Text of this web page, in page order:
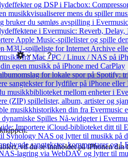
og DSP i Flacbox:
musikkvisualiserer mens du spiller
bruker du sømløs avspilling i Evermusic
i Evermusic: Reverb,
Apple Music-spillelister og spille
M3U-spilleliste for Internet Archive
fra Mac / PC / Linux / NAS på
egen musikk på iPhone med CarPlay
for lokale spor på Spotify:
sangtekster for lydfiler på iPhone
musikkbiblioteket mellom enheter i
(ZIP) spillelister, album, artister og
musikkhistorikken din fra Evermusic
Spilles Nå-widgeter i
Importere iCloud-biblioteket ditt til
Synology NAS og lytter til musikk på
sangtekster, kommentarer og
lagring via WebDAV og lytter til
vil du se innholdet på iPhonen din i